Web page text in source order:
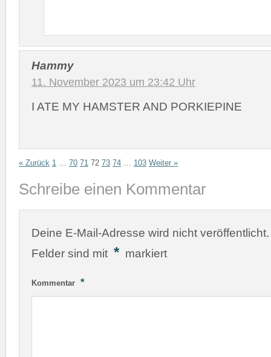
Hammy
11. November 2023 um 23:42 Uhr
I ATE MY HAMSTER AND PORKIEPINE
« Zurück 1 … 70 71 72 73 74 … 103 Weiter »
Schreibe einen Kommentar
Deine E-Mail-Adresse wird nicht veröffentlicht.
Felder sind mit * markiert
Kommentar *